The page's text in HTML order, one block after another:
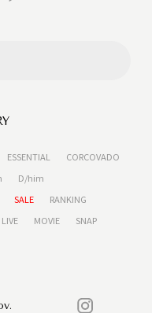
ESSENTIAL
CORCOVADO
D/him
SALE
RANKING
MOVIE SNAP